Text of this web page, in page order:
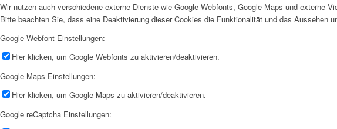
Wir nutzen auch verschiedene externe Dienste wie Google Webfonts, Google Maps und externe
Bitte beachten Sie, dass eine Deaktivierung dieser Cookies die Funktionalität und das Aussehen
Google Webfont Einstellungen:
Hier klicken, um Google Webfonts zu aktivieren/deaktivieren.
Google Maps Einstellungen:
Hier klicken, um Google Maps zu aktivieren/deaktivieren.
Google reCaptcha Einstellungen: